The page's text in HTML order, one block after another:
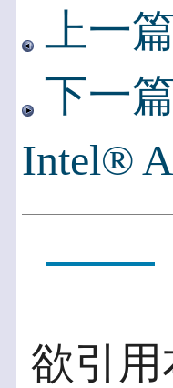
上一
下一
Intel®
欲引